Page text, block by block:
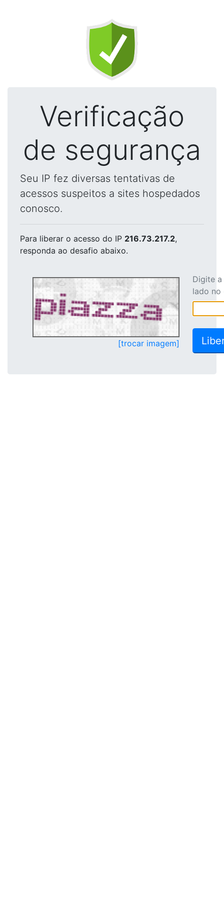
Verificação
de segurança
Seu IP fez diversas tentativas de
acessos suspeitos a sites hospedados
conosco.
Para liberar o acesso do IP 216.73.217.2,
responda ao desafio abaixo.
[trocar imagem]
Digite
lado no